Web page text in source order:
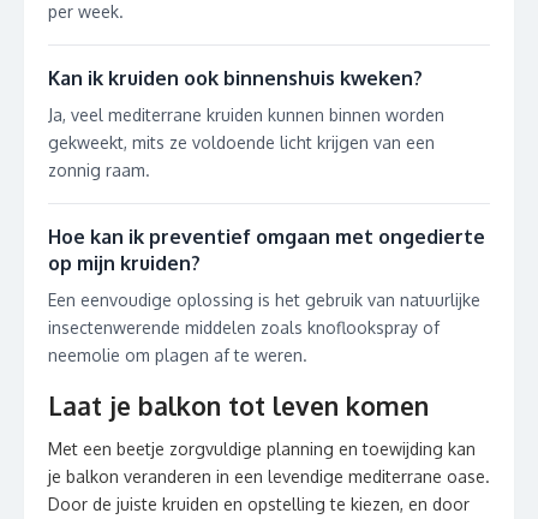
per week.
Kan ik kruiden ook binnenshuis kweken?
Ja, veel mediterrane kruiden kunnen binnen worden
gekweekt, mits ze voldoende licht krijgen van een
zonnig raam.
Hoe kan ik preventief omgaan met ongedierte
op mijn kruiden?
Een eenvoudige oplossing is het gebruik van natuurlijke
insectenwerende middelen zoals knoflookspray of
neemolie om plagen af te weren.
Laat je balkon tot leven komen
Met een beetje zorgvuldige planning en toewijding kan
je balkon veranderen in een levendige mediterrane oase.
Door de juiste kruiden en opstelling te kiezen, en door